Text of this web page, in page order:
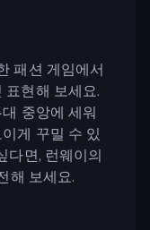
패션 게임에서
현해 보세요.
중앙에 세워
게 꾸밀 수 있
다면, 런웨이의
해 보세요.